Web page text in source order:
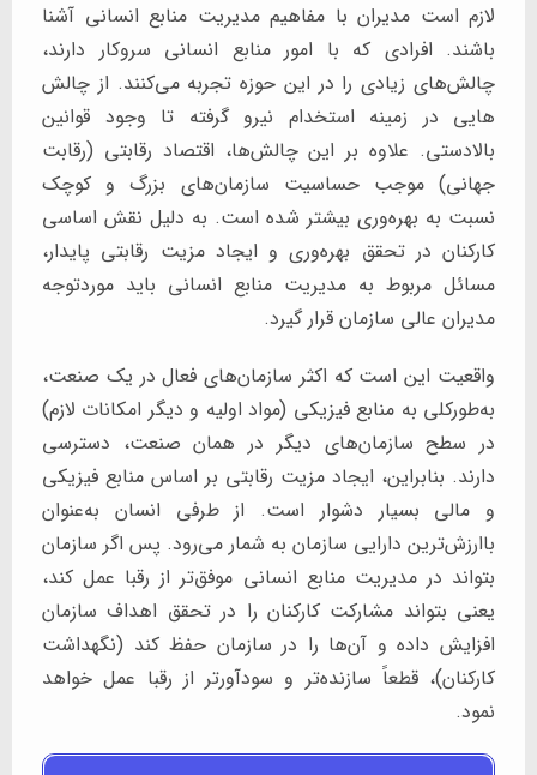
لازم است مدیران با مفاهیم مدیریت منابع انسانی آشنا
باشند. افرادی که با امور منابع انسانی سروکار دارند،
چالش‌های زیادی را در این حوزه تجربه می‌کنند. از چالش
هایی در زمینه استخدام نیرو گرفته تا وجود قوانین
بالادستی. علاوه بر این چالش‌ها، اقتصاد رقابتی (رقابت
جهانی) موجب حساسیت سازمان‌های بزرگ و کوچک
نسبت به بهره‌وری بیشتر شده است. به دلیل نقش اساسی
کارکنان در تحقق بهره‌وری و ایجاد مزیت رقابتی پایدار،
مسائل مربوط به مدیریت منابع انسانی باید موردتوجه
مدیران عالی سازمان قرار گیرد.
واقعیت این است که اکثر سازمان‌های فعال در یک صنعت،
به‌طورکلی به منابع فیزیکی (مواد اولیه و دیگر امکانات لازم)
در سطح سازمان‌های دیگر در همان صنعت، دسترسی
دارند. بنابراین، ایجاد مزیت رقابتی بر اساس منابع فیزیکی
و مالی بسیار دشوار است. از طرفی انسان به‌عنوان
باارزش‌ترین دارایی سازمان به ‌شمار می‌رود. پس اگر سازمان
بتواند در مدیریت منابع انسانی موفق‌تر از رقبا عمل کند،
یعنی بتواند مشارکت کارکنان را در تحقق اهداف سازمان
افزایش داده و آن‌ها را در سازمان حفظ کند (نگهداشت
کارکنان)، قطعاً سازنده‌تر و سودآورتر از رقبا عمل خواهد
نمود.